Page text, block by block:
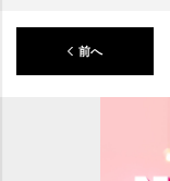
前へ